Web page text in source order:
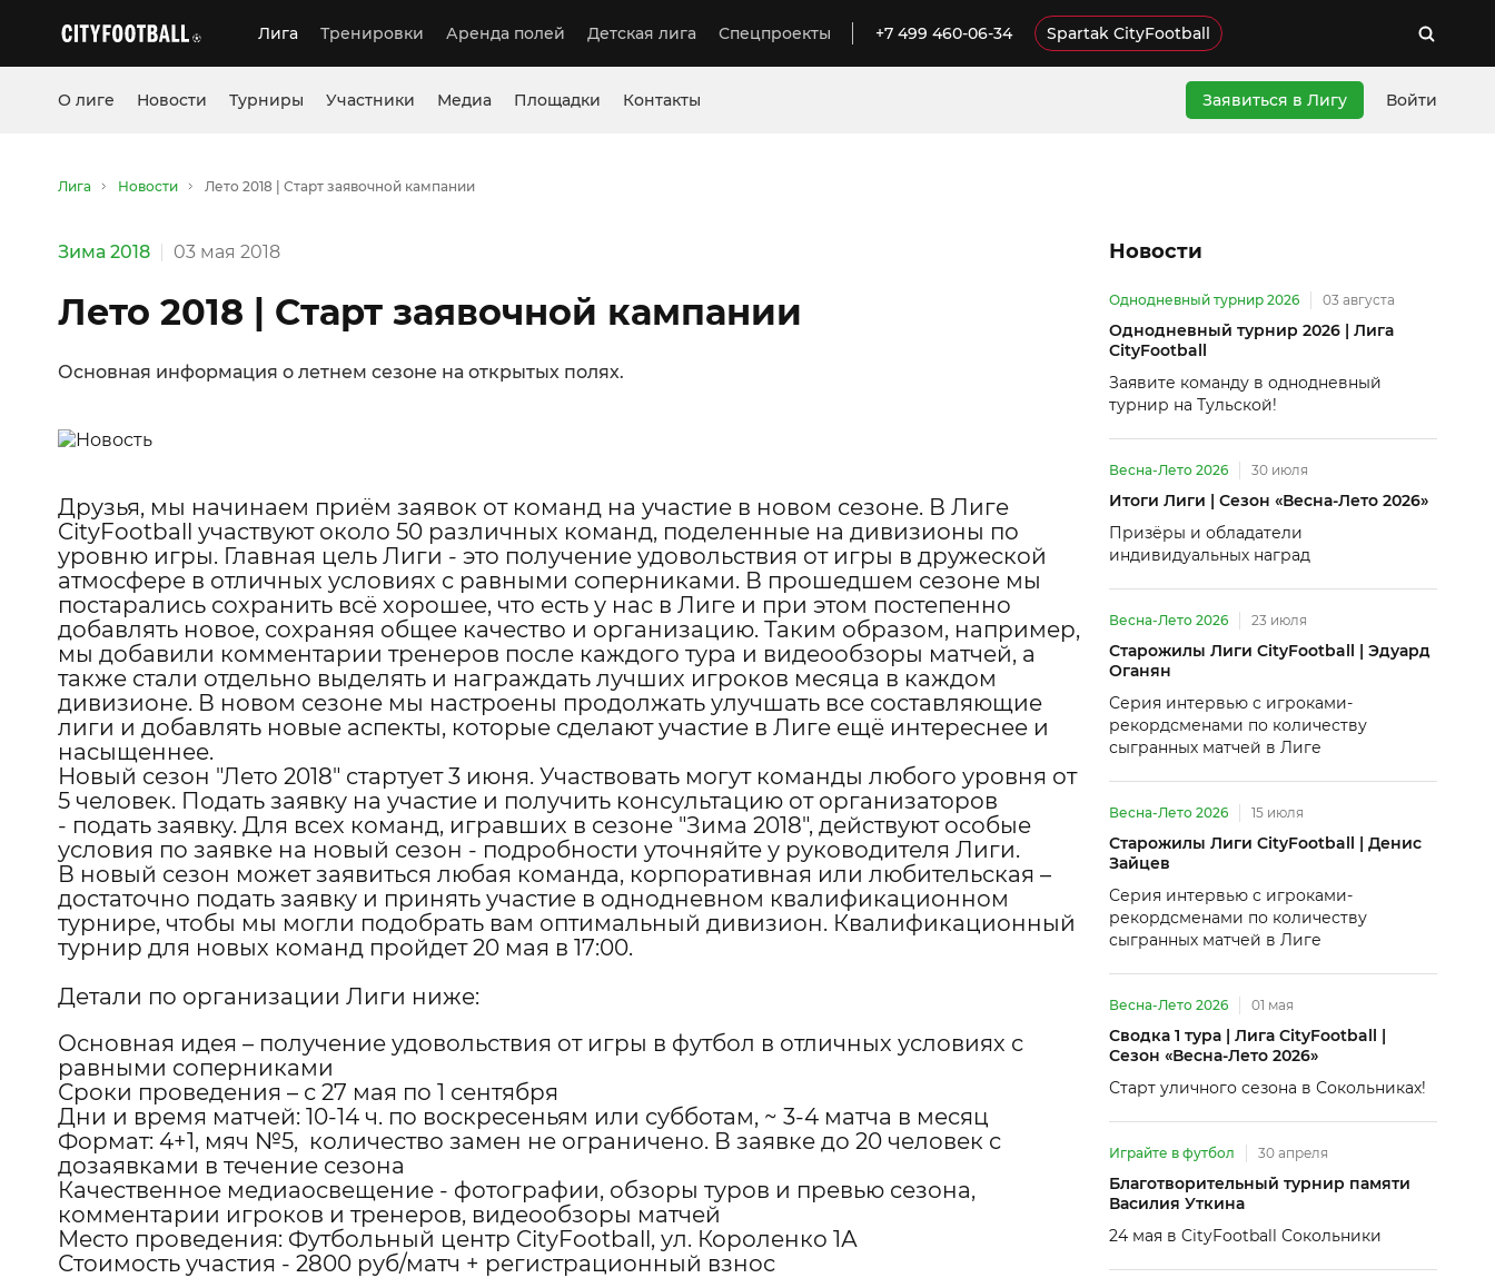
Лига Тренировки Аренда полей Детская лига Спецпроекты +7 499 460-06-34 Spartak CityFootball
О лиге Новости Турниры Участники Медиа Площадки Контакты Заявиться в Лигу Войти
Лига Новости Лето 2018 | Старт заявочной кампании
Зима 2018 03 мая 2018
Лето 2018 | Старт заявочной кампании
Основная информация о летнем сезоне на открытых полях.
Друзья, мы начинаем приём заявок от команд на участие в новом сезоне. В Лиге
CityFootball участвуют около 50 различных команд, поделенные на дивизионы по
уровню игры. Главная цель Лиги - это получение удовольствия от игры в дружеской
атмосфере в отличных условиях с равными соперниками. В прошедшем сезоне мы
постарались сохранить всё хорошее, что есть у нас в Лиге и при этом постепенно
добавлять новое, сохраняя общее качество и организацию. Таким образом, например,
мы добавили комментарии тренеров после каждого тура и видеообзоры матчей, а
также стали отдельно выделять и награждать лучших игроков месяца в каждом
дивизионе. В новом сезоне мы настроены продолжать улучшать все составляющие
лиги и добавлять новые аспекты, которые сделают участие в Лиге ещё интереснее и
насыщеннее.
Новый сезон "Лето 2018" стартует 3 июня. Участвовать могут команды любого уровня от
5 человек. Подать заявку на участие и получить консультацию от организаторов
- подать заявку. Для всех команд, игравших в сезоне "Зима 2018", действуют особые
условия по заявке на новый сезон - подробности уточняйте у руководителя Лиги.
В новый сезон может заявиться любая команда, корпоративная или любительская –
достаточно подать заявку и принять участие в однодневном квалификационном
турнире, чтобы мы могли подобрать вам оптимальный дивизион. Квалификационный
турнир для новых команд пройдет 20 мая в 17:00.
Детали по организации Лиги ниже:
Основная идея – получение удовольствия от игры в футбол в отличных условиях с
равными соперниками
Сроки проведения – с 27 мая по 1 сентября
Дни и время матчей: 10-14 ч. по воскресеньям или субботам, ~ 3-4 матча в месяц
Формат: 4+1, мяч №5, количество замен не ограничено. В заявке до 20 человек с
дозаявками в течение сезона
Качественное медиаосвещение - фотографии, обзоры туров и превью сезона,
комментарии игроков и тренеров, видеообзоры матчей
Место проведения: Футбольный центр CityFootball, ул. Короленко 1А
Стоимость участия - 2800 руб/матч + регистрационный взнос
Новости
Однодневный турнир 2026 03 августа
Однодневный турнир 2026 | Лига
CityFootball
Заявите команду в однодневный
турнир на Тульской!
Весна-Лето 2026 30 июля
Итоги Лиги | Сезон «Весна-Лето 2026»
Призёры и обладатели
индивидуальных наград
Весна-Лето 2026 23 июля
Старожилы Лиги CityFootball | Эдуард
Оганян
Серия интервью с игроками-
рекордсменами по количеству
сыгранных матчей в Лиге
Весна-Лето 2026 15 июля
Старожилы Лиги CityFootball | Денис
Зайцев
Серия интервью с игроками-
рекордсменами по количеству
сыгранных матчей в Лиге
Весна-Лето 2026 01 мая
Сводка 1 тура | Лига CityFootball |
Сезон «Весна-Лето 2026»
Старт уличного сезона в Сокольниках!
Играйте в футбол 30 апреля
Благотворительный турнир памяти
Василия Уткина
24 мая в CityFootball Сокольники